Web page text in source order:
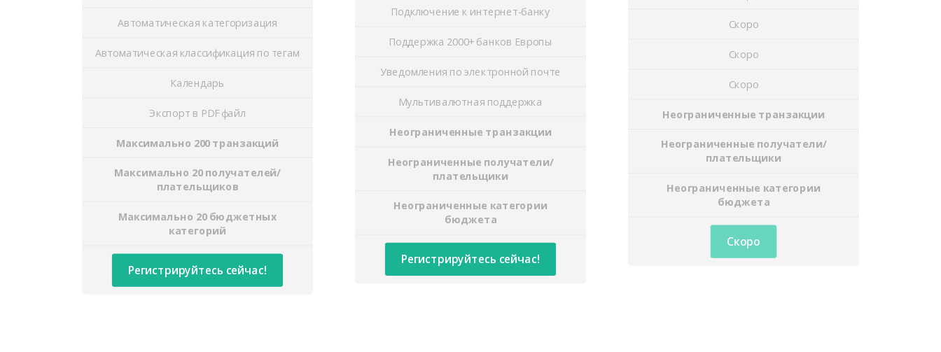
Автоматическая категоризация
Автоматическая классификация по тегам
Календарь
Экспорт в PDF файл
Максимально 200 транзакций
Максимально 20 получателей/
плательщиков
Максимально 20 бюджетных
категорий
Регистрируйтесь сейчас!
Подключение к интернет-банку
Поддержка 2000+ банков Европы
Уведомления по электронной почте
Мультивалютная поддержка
Неограниченные транзакции
Неограниченные получатели/
плательщики
Неограниченные категории
бюджета
Регистрируйтесь сейчас!
Скоро
Скоро
Скоро
Неограниченные транзакции
Неограниченные получатели/
плательщики
Неограниченные категории
бюджета
Скоро